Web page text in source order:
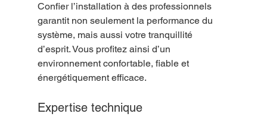
Confier l’installation à des professionnels
garantit non seulement la performance du
système, mais aussi votre tranquillité
d’esprit. Vous profitez ainsi d’un
environnement confortable, fiable et
énergétiquement efficace.
Expertise technique